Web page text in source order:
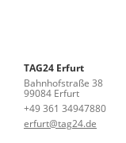
TAG24 Erfurt
Bahnhofstraße 38
99084 Erfurt
+49 361 34947880
erfurt@tag24.de